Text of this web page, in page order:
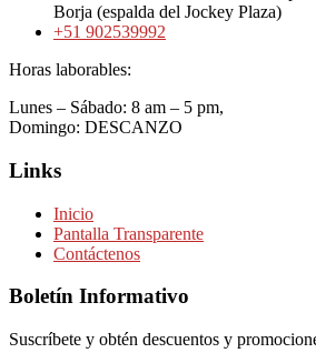
Borja (espalda del Jockey Plaza)
+51 902539992
Horas laborables:
Lunes – Sábado: 8 am – 5 pm,
Domingo: DESCANZO
Links
Inicio
Pantalla Transparente
Contáctenos
Boletín Informativo
Suscríbete y obtén descuentos y